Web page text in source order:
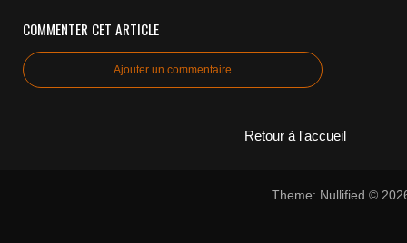
COMMENTER CET ARTICLE
Ajouter un commentaire
Retour à l'accueil
Theme: Nullified ©